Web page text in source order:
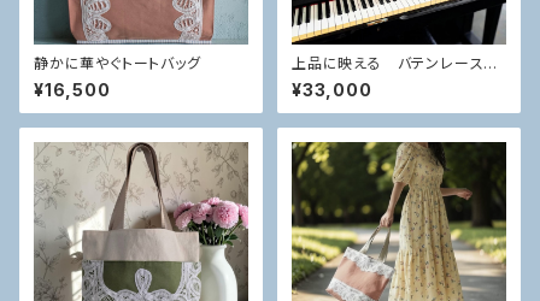
静かに華やぐトートバッグ
¥16,500
上品に映える バテンレース
ピアノかけ
¥33,000